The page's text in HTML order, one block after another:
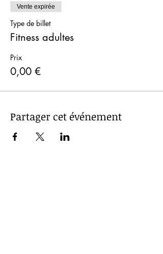
Vente expirée
Type de billet
Fitness adultes
Prix
0,00 €
Partager cet événement